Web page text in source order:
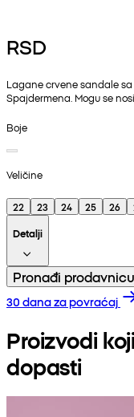
RSD
Lagane crvene sandale
Spajdermena. Mogu se
Boje
Veličine
22 23 24 25 26
Detalji
Pronađi prodavnicu
30 dana za povraćaj
Proizvodi
dopasti